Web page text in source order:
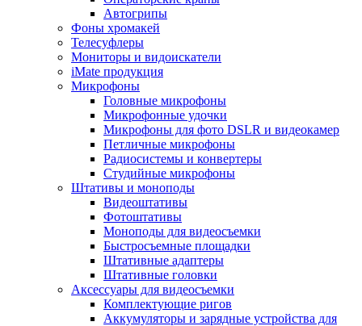
Автогрипы
Фоны хромакей
Телесуфлеры
Мониторы и видоискатели
iMate продукция
Микрофоны
Головные микрофоны
Микрофонные удочки
Микрофоны для фото DSLR и видеокамер
Петличные микрофоны
Радиосистемы и конвертеры
Студийные микрофоны
Штативы и моноподы
Видеоштативы
Фотоштативы
Моноподы для видеосъемки
Быстросъемные площадки
Штативные адаптеры
Штативные головки
Аксессуары для видеосъемки
Комплектующие ригов
Аккумуляторы и зарядные устройства для